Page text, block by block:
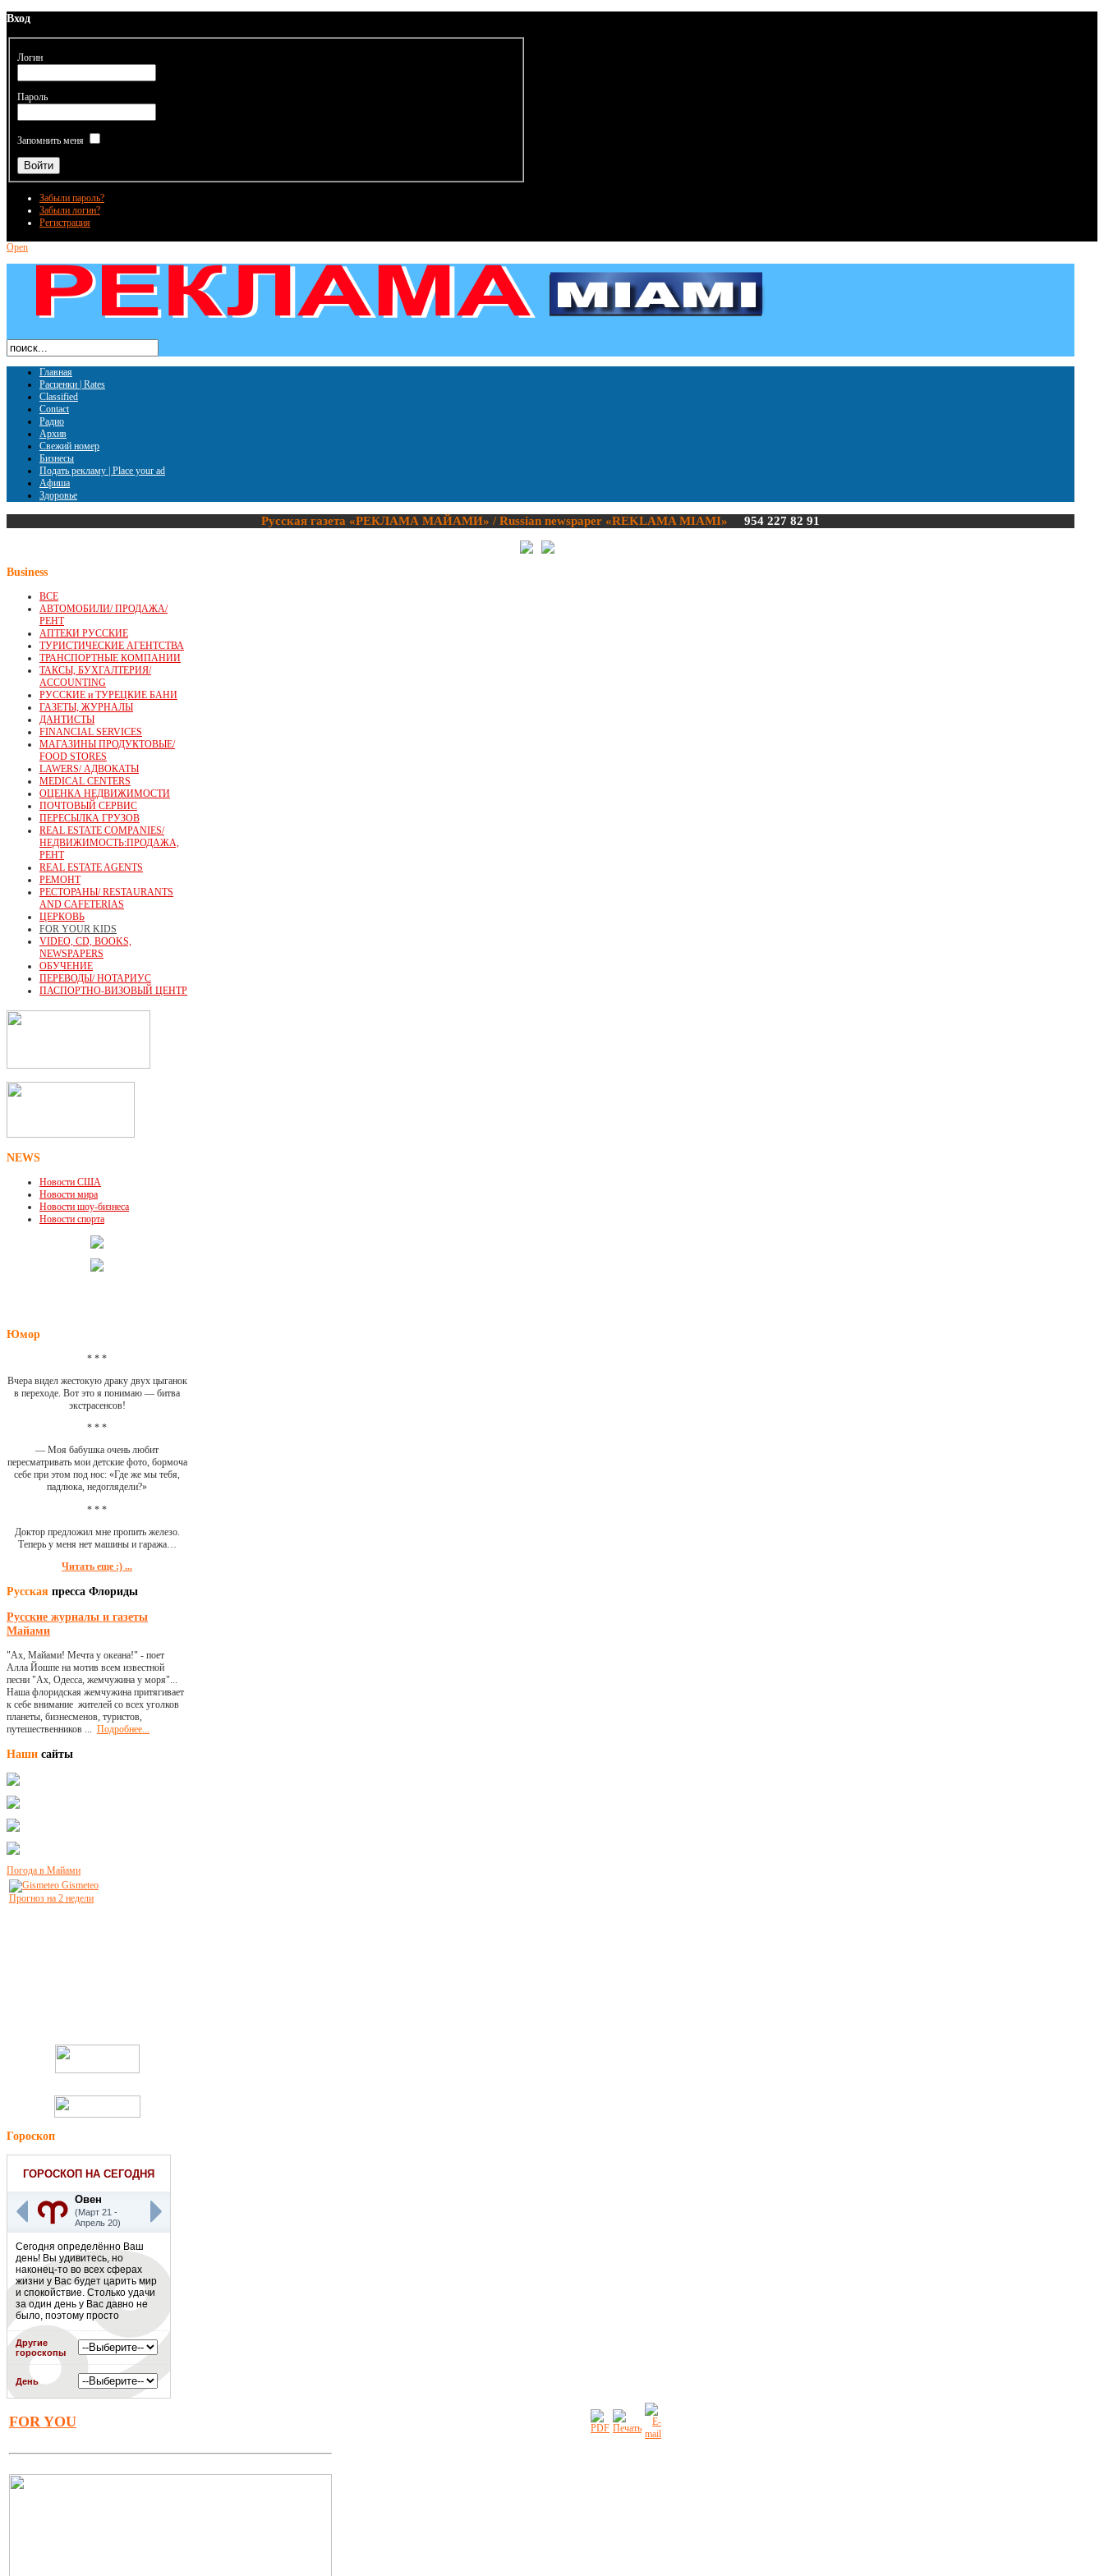
Вход
Логин
Пароль
Запомнить меня
Забыли пароль?
Забыли логин?
Регистрация
Open
Главная
Расценки | Rates
Classified
Contact
Радио
Архив
Свежий номер
Бизнесы
Подать рекламу | Place your ad
Афиша
Здоровье
Русская газета «РЕКЛАМА МАЙАМИ» / Russian newspaper «REKLAMA MIAMI» 954 227 82 91
Business
ВСЕ
АВТОМОБИЛИ/ ПРОДАЖА/
РЕНТ
АПТЕКИ РУССКИЕ
ТУРИСТИЧЕСКИЕ АГЕНТСТВА
ТРАНСПОРТНЫЕ КОМПАНИИ
ТАКСЫ, БУХГАЛТЕРИЯ/
ACCOUNTING
РУССКИЕ и ТУРЕЦКИЕ БАНИ
ГАЗЕТЫ, ЖУРНАЛЫ
ДАНТИСТЫ
FINANCIAL SERVICES
МАГАЗИНЫ ПРОДУКТОВЫЕ/
FOOD STORES
LAWERS/ АДВОКАТЫ
MEDICAL CENTERS
ОЦЕНКА НЕДВИЖИМОСТИ
ПОЧТОВЫЙ СЕРВИС
ПЕРЕСЫЛКА ГРУЗОВ
REAL ESTATE COMPANIES/
НЕДВИЖИМОСТЬ:ПРОДАЖА,
РЕНТ
REAL ESTATE AGENTS
РЕМОНТ
РЕСТОРАНЫ/ RESTAURANTS
AND CAFETERIAS
ЦЕРКОВЬ
FOR YOUR KIDS
VIDEO, CD, BOOKS,
NEWSPAPERS
ОБУЧЕНИЕ
ПЕРЕВОДЫ/ НОТАРИУС
ПАСПОРТНО-ВИЗОВЫЙ ЦЕНТР
NEWS
Новости США
Новости мира
Новости шоу-бизнеса
Новости спорта
Юмор
* * *
Вчера видел жестокую драку двух цыганок
в переходе. Вот это я понимаю — битва
экстрасенсов!
* * *
— Моя бабушка очень любит
пересматривать мои детские фото, бормоча
себе при этом под нос: «Где же мы тебя,
падлюка, недоглядели?»
* * *
Доктор предложил мне пропить железо.
Теперь у меня нет машины и гаража…
Читать еще :) ...
Русская пресса Флориды
Русские журналы и газеты
Майами
"Ах, Майами! Мечта у океана!" - поет
Алла Йошпе на мотив всем известной
песни "Ах, Одесса, жемчужина у моря"...
Наша флоридская жемчужина притягивает
к себе внимание жителей со всех уголков
планеты, бизнесменов, туристов,
путешественников ... Подробнее...
Наши сайты
Погода в Майами
Gismeteo
Прогноз на 2 недели
Гороскоп
ГОРОСКОП НА СЕГОДНЯ
Овен
(Март 21 -
Апрель 20)
Сегодня определённо Ваш
день! Вы удивитесь, но
наконец-то во всех сферах
жизни у Вас будет царить мир
и спокойствие. Столько удачи
за один день у Вас давно не
было, поэтому просто
наслаждайтесь этим днём! К
слову, ближайшие недели
будут такими же позитивными,
как и этот день. Считайте это
белой полосой Вашей жизни.
Подробнее
Другие
гороскопы
День
FOR YOU